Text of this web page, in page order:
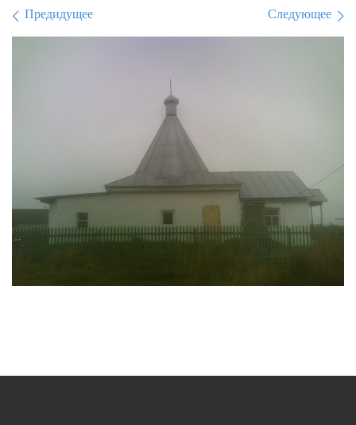
Навигация по
Предидущее Следующее